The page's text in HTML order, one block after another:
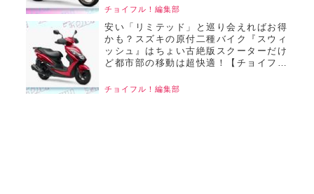
版】
チョイフル！編集部
安い「リミテッド」と巡り会えればお得
かも？スズキの原付二種バイク『スウィ
ッシュ』はちょい古絶版スクーターだけ
ど都市部の移動は超快適！【チョイフ
2025年6月版】
チョイフル！編集部